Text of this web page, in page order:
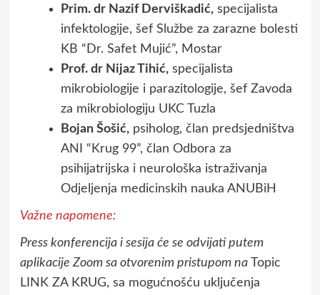
Prim. dr Nazif Derviškadić,specijalista
infektologije, šef Službe za zarazne bolesti
KB “Dr. Safet Mujić”, Mostar
Prof. dr Nijaz Tihić,specijalista
mikrobiologije i parazitologije, šef Zavoda
za mikrobiologiju UKC Tuzla
Bojan Šošić,psiholog, član predsjedništva
ANI “Krug 99”, član Odbora za
psihijatrijska i neurološka istraživanja
Odjeljenja medicinskih nauka ANUBiH
Važne napomene:
Press konferencija i sesija će se odvijati putem
aplikacije Zoom sa otvorenim pristupom naTopic
LINK ZA KRUG, sa mogućnošću uključenja